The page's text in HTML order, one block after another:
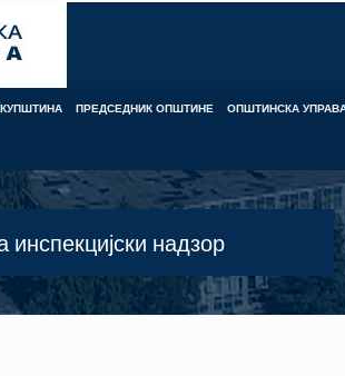
ПРЕДСЕДНИК ОПШТИНЕ ОПШТИНСКА
инспекцијски надзор